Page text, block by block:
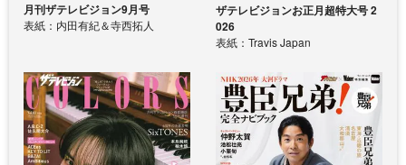
月刊ザテレビジョン9月号
表紙：内田有紀＆寺西拓人
ザテレビジョンお正月超特大号 2
026
表紙：Travis Japan